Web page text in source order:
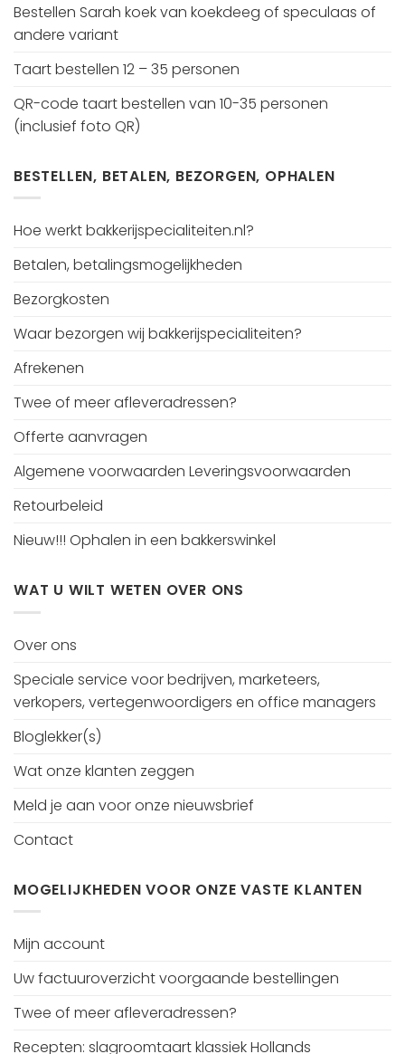
Bestellen Sarah koek van koekdeeg of speculaas of
andere variant
Taart bestellen 12 – 35 personen
QR-code taart bestellen van 10-35 personen
(inclusief foto QR)
BESTELLEN, BETALEN, BEZORGEN, OPHALEN
Hoe werkt bakkerijspecialiteiten.nl?
Betalen, betalingsmogelijkheden
Bezorgkosten
Waar bezorgen wij bakkerijspecialiteiten?
Afrekenen
Twee of meer afleveradressen?
Offerte aanvragen
Algemene voorwaarden Leveringsvoorwaarden
Retourbeleid
Nieuw!!! Ophalen in een bakkerswinkel
WAT U WILT WETEN OVER ONS
Over ons
Speciale service voor bedrijven, marketeers,
verkopers, vertegenwoordigers en office managers
Bloglekker(s)
Wat onze klanten zeggen
Meld je aan voor onze nieuwsbrief
Contact
MOGELIJKHEDEN VOOR ONZE VASTE KLANTEN
Mijn account
Uw factuuroverzicht voorgaande bestellingen
Twee of meer afleveradressen?
Recepten: slagroomtaart klassiek Hollands